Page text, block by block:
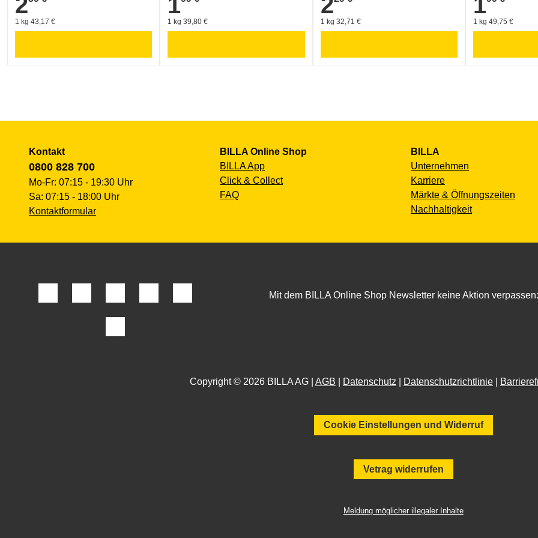
1 kg 43,17 € 1 kg 39,80 € 1 kg 32,71 € 1 kg 49,75 €
Kontakt
0800 828 700
Mo-Fr: 07:15 - 19:30 Uhr
Sa: 07:15 - 18:00 Uhr
Kontaktformular
BILLA Online Shop
BILLA App
Click & Collect
FAQ
BILLA
Unternehmen
Karriere
Märkte & Öffnungszeiten
Nachhaltigkeit
Mit dem BILLA Online Shop Newsletter keine Aktion verpassen:
Copyright © 2026 BILLA AG | AGB Datenschutz Datenschutzrichtlinie
Cookie Einstellungen und Widerruf
Vetrag widerrufen
Meldung möglicher illegaler Inhalte